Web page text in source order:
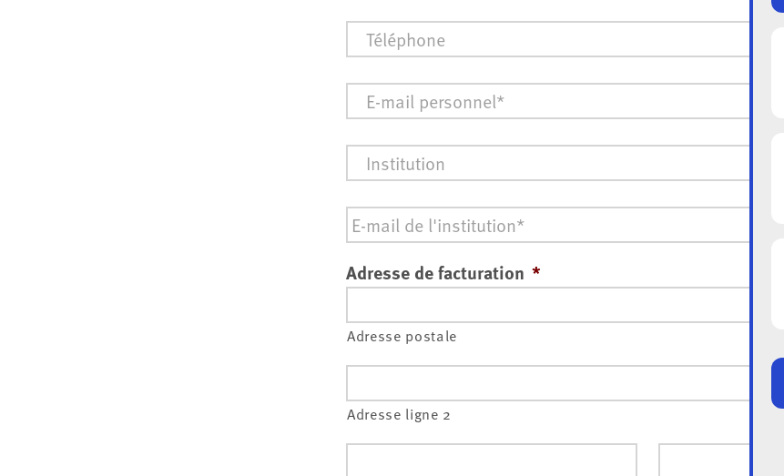
Téléphone *
E-
mail *
Institution
Email *
Adresse de facturation *
Adresse postale
Adresse ligne 2